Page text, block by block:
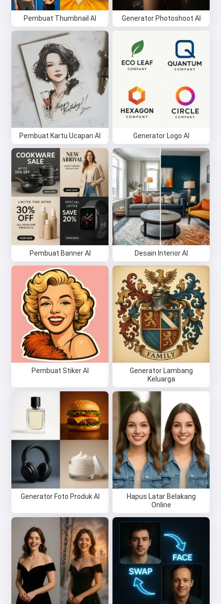
Pembuat Thumbnail AI Generator Photoshoot AI
Pembuat Kartu Ucapan AI Generator Logo AI
Pembuat Banner AI Desain Interior AI
Pembuat Stiker AI
Generator Lambang
Keluarga
Generator Foto Produk AI
Hapus Latar Belakang
Online
Saya bisa membuat lagu, menulis
puisi, dan ucapan selamat 🥰
Coba gratis